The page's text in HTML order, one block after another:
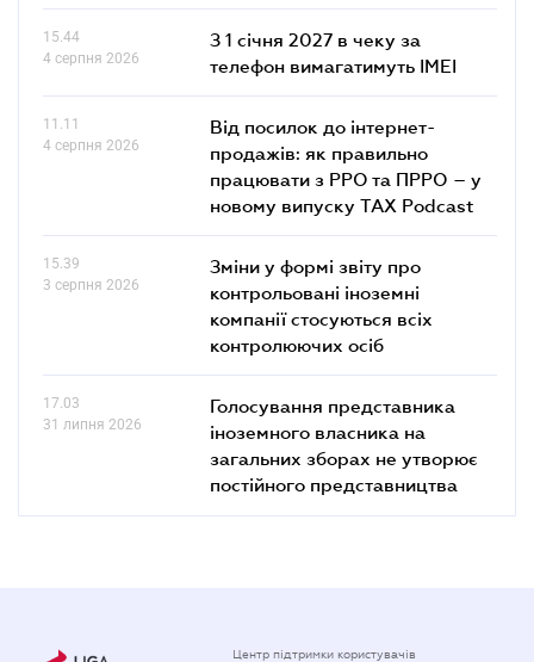
15.44
4 серпня 2026
З 1 січня 2027 в чеку за
телефон вимагатимуть IMEI
11.11
4 серпня 2026
Від посилок до інтернет-
продажів: як правильно
працювати з РРО та ПРРО – у
новому випуску TAX Podcast
15.39
3 серпня 2026
Зміни у формі звіту про
контрольовані іноземні
компанії стосуються всіх
контролюючих осіб
17.03
31 липня 2026
Голосування представника
іноземного власника на
загальних зборах не утворює
постійного представництва
Центр підтримки користувачів